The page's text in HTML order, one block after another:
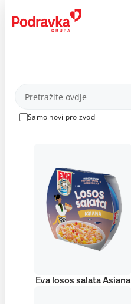
content
Proizvodi
Samo novi proizvodi
Eva losos salata Asiana